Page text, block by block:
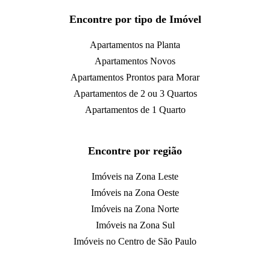
Encontre por tipo de Imóvel
Apartamentos na Planta
Apartamentos Novos
Apartamentos Prontos para Morar
Apartamentos de 2 ou 3 Quartos
Apartamentos de 1 Quarto
Encontre por região
Imóveis na Zona Leste
Imóveis na Zona Oeste
Imóveis na Zona Norte
Imóveis na Zona Sul
Imóveis no Centro de São Paulo